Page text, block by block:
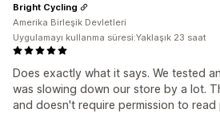
Does exactly what it says. We tested
was slowing down our store by a lot.
and doesn't require permission to
Bright Cycling
Amerika Birleşik Devletleri
Uygulamayı kullanma süresi:Yaklaşık 23 saat